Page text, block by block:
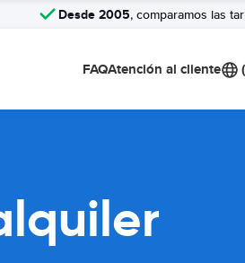
Desde 2005, comparamos las
FAQAtención al cliente